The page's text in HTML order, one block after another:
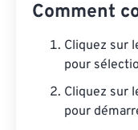
Comment
Cliquez sur
pour
Cliquez sur
pour